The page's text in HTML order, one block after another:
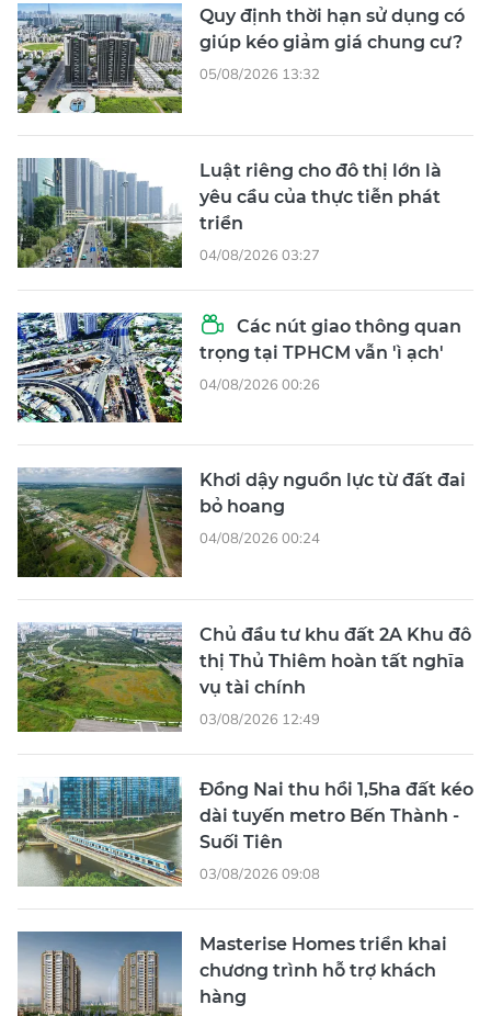
Quy định thời hạn sử dụng có
giúp kéo giảm giá chung cư?
05/08/2026 13:32
Luật riêng cho đô thị lớn là
yêu cầu của thực tiễn phát
triển
04/08/2026 03:27
Các nút giao thông quan
trọng tại TPHCM vẫn 'ì ạch'
04/08/2026 00:26
Khơi dậy nguồn lực từ đất đai
bỏ hoang
04/08/2026 00:24
Chủ đầu tư khu đất 2A Khu đô
thị Thủ Thiêm hoàn tất nghĩa
vụ tài chính
03/08/2026 12:49
Đồng Nai thu hồi 1,5ha đất kéo
dài tuyến metro Bến Thành -
Suối Tiên
03/08/2026 09:08
Masterise Homes triển khai
chương trình hỗ trợ khách
hàng